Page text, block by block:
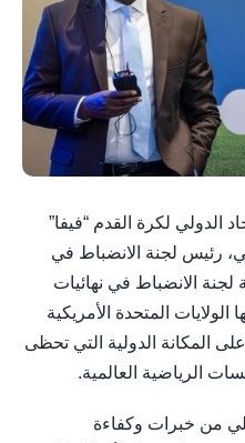
الاتحاد الدولي لكرة القدم “فيفا”
رئيس لجنة الانضباط في
لجنة الانضباط في نهائيات
تستضيفها الولايات المتحدة الأمريكية
المكانة الدولية التي تحظى
الرياضية العالمية.
من خبرات وكفاءة